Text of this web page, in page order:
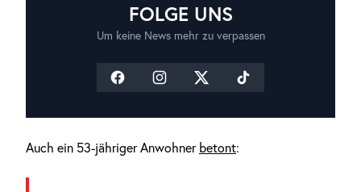
FOLGE UNS
Um keine News mehr zu verpassen
Auch ein 53-jähriger Anwohner betont: